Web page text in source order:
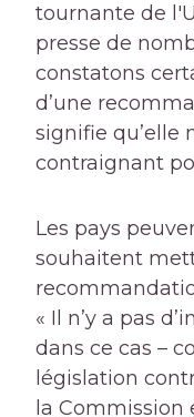
tournante de
presse de
constatons
d’une
signifie qu’elle
contraignant
Les pays
souhaitent
« Il n’y a pas
dans ce cas –
législation
la Commission